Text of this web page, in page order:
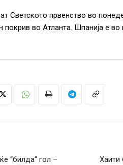
Светското првенство во
во Атланта. Шпанија е во
“билда“ гол –
Хаити